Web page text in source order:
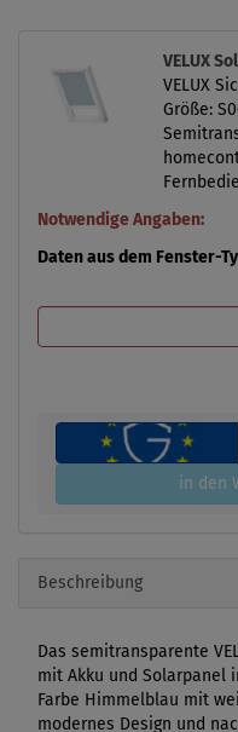
VELUX
VELUX
Größe:
Notwendige Angaben:
Daten aus dem Fenster-
in den
Beschreibung
Das semitransparente
mit Akku und Solarpanel
Farbe Himmelblau mit
modernes Design und